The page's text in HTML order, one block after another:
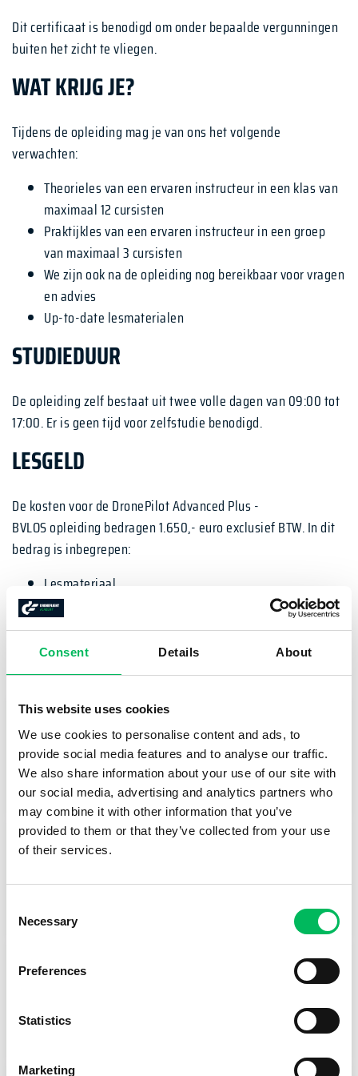
Consent Details About
This website uses cookies
We use cookies to personalise content and ads, to
provide social media features and to analyse our traffic.
We also share information about your use of our site with
our social media, advertising and analytics partners who
may combine it with other information that you’ve
provided to them or that they’ve collected from your use
of their services.
Selection
Necessary
Preferences
Statistics
Marketing
Dit certificaat is benodigd om onder bepaalde vergunningen
buiten het zicht te vliegen.
WAT KRIJG JE?
Tijdens de opleiding mag je van ons het volgende
verwachten:
Theorieles van een ervaren instructeur in een klas van
maximaal 12 cursisten
Praktijkles van een ervaren instructeur in een groep
van maximaal 3 cursisten
We zijn ook na de opleiding nog bereikbaar voor vragen
en advies
Up-to-date lesmaterialen
STUDIEDUUR
De opleiding zelf bestaat uit twee volle dagen van 09:00 tot
17:00. Er is geen tijd voor zelfstudie benodigd.
LESGELD
De kosten voor de DronePilot Advanced Plus -
BVLOS opleiding bedragen 1.650,- euro exclusief BTW. In dit
bedrag is inbegrepen:
Lesmateriaal
Lunch
Gebruik drones
BESCHIKBARE DATA
29 april 2026
Vliegveld Valkenburg Katwijk
Theorie: 29 april
Theorie examen + praktijk: 30 april
Theorie: 25 juni